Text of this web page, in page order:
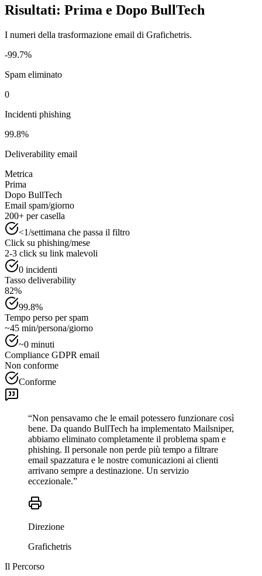
Risultati: Prima e Dopo BullTech
I numeri della trasformazione email di Grafichetris.
-99.7%
Spam eliminato
0
Incidenti phishing
99.8%
Deliverability email
Metrica
Prima
Dopo BullTech
Email spam/giorno
200+ per casella
<1/settimana che passa il filtro
Click su phishing/mese
2-3 click su link malevoli
0 incidenti
Tasso deliverability
82%
99.8%
Tempo perso per spam
~45 min/persona/giorno
~0 minuti
Compliance GDPR email
Non conforme
Conforme
“Non pensavamo che le email potessero funzionare così
bene. Da quando BullTech ha implementato Mailsniper,
abbiamo eliminato completamente il problema spam e
phishing. Il personale non perde più tempo a filtrare
email spazzatura e le nostre comunicazioni ai clienti
arrivano sempre a destinazione. Un servizio
eccezionale.”
Direzione
Grafichetris
Il Percorso